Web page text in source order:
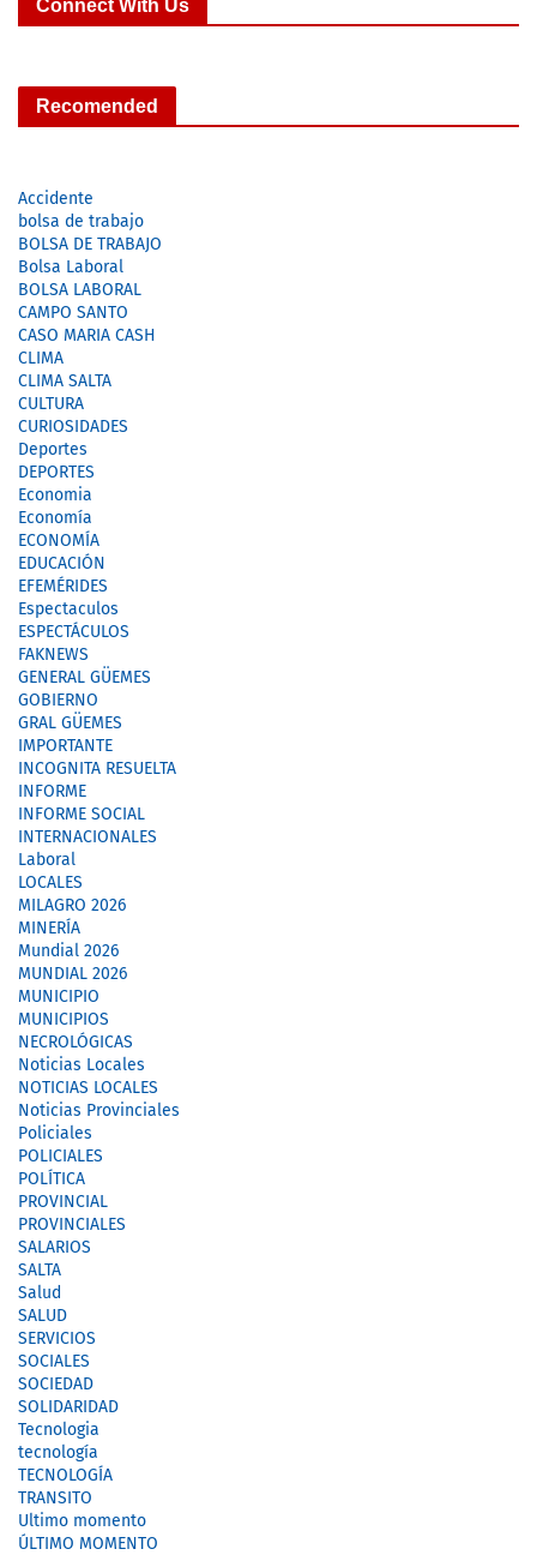
Connect With Us
Recomended
Accidente
bolsa de trabajo
BOLSA DE TRABAJO
Bolsa Laboral
BOLSA LABORAL
CAMPO SANTO
CASO MARIA CASH
CLIMA
CLIMA SALTA
CULTURA
CURIOSIDADES
Deportes
DEPORTES
Economia
Economía
ECONOMÍA
EDUCACIÓN
EFEMÉRIDES
Espectaculos
ESPECTÁCULOS
FAKNEWS
GENERAL GÜEMES
GOBIERNO
GRAL GÜEMES
IMPORTANTE
INCOGNITA RESUELTA
INFORME
INFORME SOCIAL
INTERNACIONALES
Laboral
LOCALES
MILAGRO 2026
MINERÍA
Mundial 2026
MUNDIAL 2026
MUNICIPIO
MUNICIPIOS
NECROLÓGICAS
Noticias Locales
NOTICIAS LOCALES
Noticias Provinciales
Policiales
POLICIALES
POLÍTICA
PROVINCIAL
PROVINCIALES
SALARIOS
SALTA
Salud
SALUD
SERVICIOS
SOCIALES
SOCIEDAD
SOLIDARIDAD
Tecnologia
tecnología
TECNOLOGÍA
TRANSITO
Ultimo momento
ÚLTIMO MOMENTO